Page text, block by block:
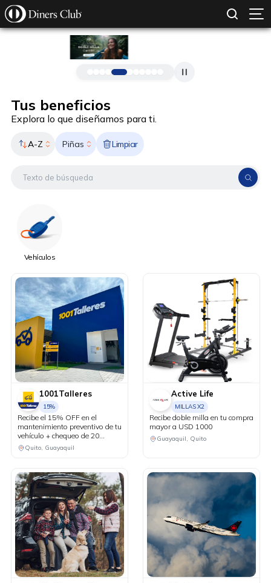
Pasar al contenido principal
Tus beneficios
Explora lo que diseñamos para ti.
A-Z Piñas Limpiar
Vehículos
1001Talleres
15%
Recibe el 15% OFF en el
mantenimiento preventivo de tu
vehículo + chequeo de 20
puntos sin costo.
Quito, Guayaquil
Active Life
MILLAS X2
Recibe doble milla en tu compra
mayor a USD 1000
Guayaquil, Quito